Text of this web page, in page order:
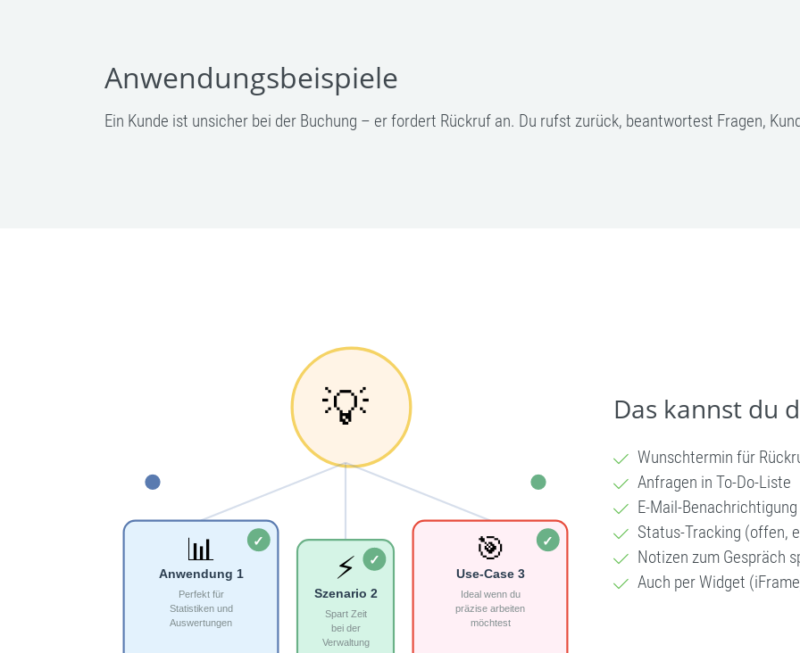
Anwendungsbeispiele
Ein Kunde ist unsicher bei der Buchung – er fordert Rückruf an. Du rufst zurück, beantwortest Fragen,
Das kannst du
Wunschtermin für
Anfragen in To-Do-Liste
E-Mail-Benachrichtigung
Status-Tracking (offen,
Notizen zum Gespräch
Auch per Widget